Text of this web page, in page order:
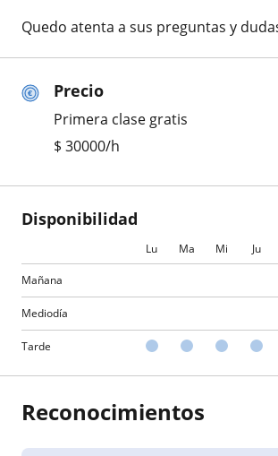
Precio
Primera clase gratis
$ 30000/h
Disponibilidad
Lu Ma Mi Ju
Mañana
Mediodía
Tarde
Quedo atenta a sus preguntas y
Reconocimientos